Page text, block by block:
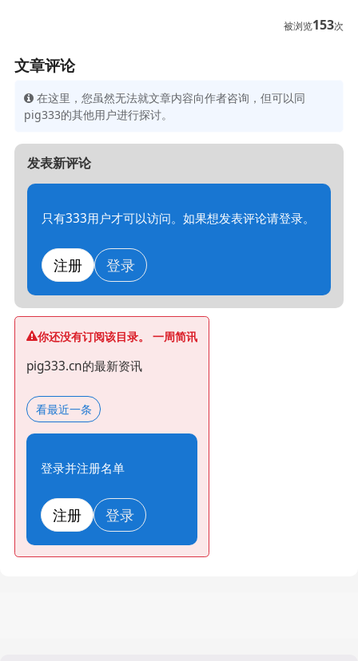
被浏览153次
文章评论
在这里，您虽然无法就文章内容向作者咨询，但可以同
pig333的其他用户进行探讨。
发表新评论
只有333用户才可以访问。如果想发表评论请登录。
注册 登录
你还没有订阅该目录。 一周简讯
pig333.cn的最新资讯
看最近一条
登录并注册名单
注册 登录